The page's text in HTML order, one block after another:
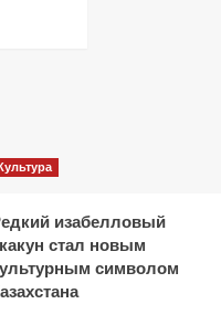
изабелловый
стал новым
символом